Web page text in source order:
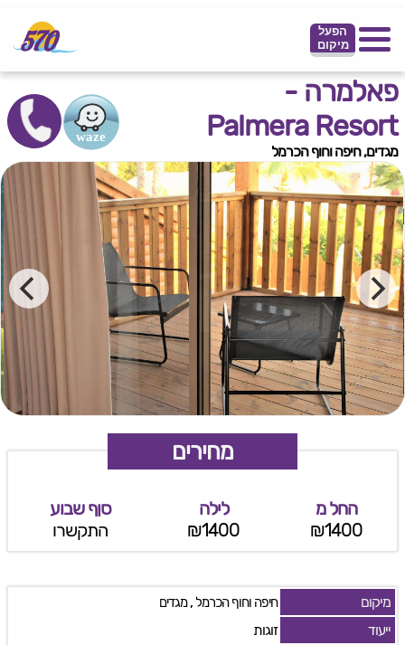
הפעל
מיקום
פאלמרה -
Palmera Resort
מגדים, חיפה וחוף הכרמל
מחירים
החל מ
₪1400
לילה
₪1400
סןף שבוע
התקשרו
מיקום חיפה וחוף הכרמל,מגדים
ייעוד
זוגות